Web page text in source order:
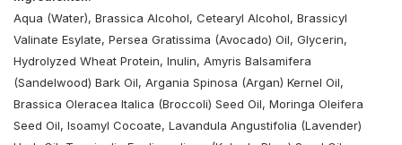
Aqua (Water), Brassica Alcohol, Cetearyl Alcohol, Brassicyl
Valinate Esylate, Persea Gratissima (Avocado) Oil, Glycerin,
Hydrolyzed Wheat Protein, Inulin, Amyris Balsamifera
(Sandelwood) Bark Oil, Argania Spinosa (Argan) Kernel Oil,
Brassica Oleracea Italica (Broccoli) Seed Oil, Moringa Oleifera
Seed Oil, Isoamyl Cocoate, Lavandula Angustifolia (Lavender)